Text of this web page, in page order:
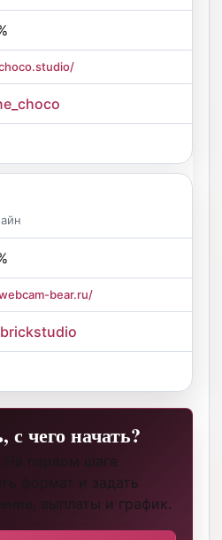
bear.ru/
с чего начать?
На первом шаге
формат и задать
выплаты и график.